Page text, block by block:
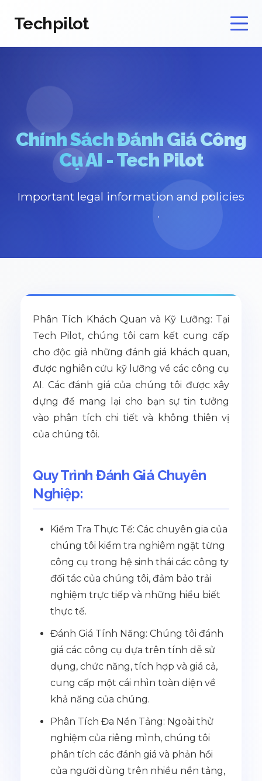
Techpilot
Chính Sách Đánh Giá Công
Cụ AI - Tech Pilot
Important legal information and policies
Phân Tích Khách Quan và Kỹ Lưỡng: Tại
Tech Pilot, chúng tôi cam kết cung cấp
cho độc giả những đánh giá khách quan,
được nghiên cứu kỹ lưỡng về các công cụ
AI. Các đánh giá của chúng tôi được xây
dựng để mang lại cho bạn sự tin tưởng
vào phân tích chi tiết và không thiên vị
của chúng tôi.
Quy Trình Đánh Giá Chuyên
Nghiệp:
Kiểm Tra Thực Tế: Các chuyên gia của
chúng tôi kiểm tra nghiêm ngặt từng
công cụ trong hệ sinh thái các công ty
đối tác của chúng tôi, đảm bảo trải
nghiệm trực tiếp và những hiểu biết
thực tế.
Đánh Giá Tính Năng: Chúng tôi đánh
giá các công cụ dựa trên tính dễ sử
dụng, chức năng, tích hợp và giá cả,
cung cấp một cái nhìn toàn diện về
khả năng của chúng.
Phân Tích Đa Nền Tảng: Ngoài thử
nghiệm của riêng mình, chúng tôi
phân tích các đánh giá và phản hồi
của người dùng trên nhiều nền tảng,